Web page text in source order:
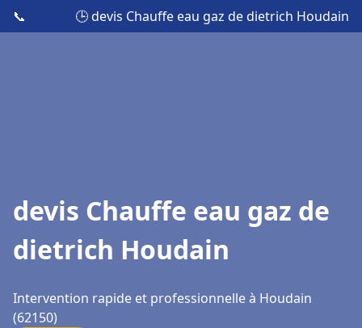
📞 🕒 devis Chauffe eau gaz de dietrich Houdain
devis Chauffe eau gaz de
dietrich Houdain
Intervention rapide et professionnelle à Houdain
(62150)